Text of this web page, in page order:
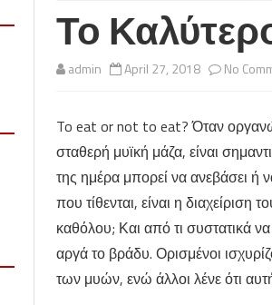
Το
admin April 27, 2018 No
To eat or not to eat? Όταν
σταθερή μυϊκή μάζα, είναι
της ημέρα μπορεί να ανεβάσει
που τίθενται, είναι η
καθόλου; Και από τι συστατικά
αργά το βράδυ. Ορισμένοι
των μυών, ενώ άλλοι λένε ότι